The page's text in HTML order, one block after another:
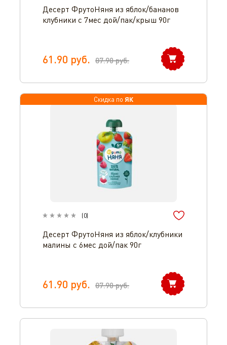
Десерт ФрутоНяня из яблок/бананов
клубники с 7мес дой/пак/крыш 90г
61.90 руб. 87.90руб.
Скидка по ЯК
(0)
Десерт ФрутоНяня из яблок/клубники
малины с 6мес дой/пак 90г
61.90 руб. 87.90руб.